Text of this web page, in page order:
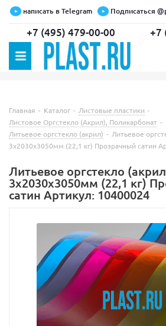
написать в Telegram Подписаться
+7 (495) 479-00-00 +7
Главная - Каталог - Листовые пластики -
Листовое Оргстекло (Акрил), Поликарбонат -
Литьевое оргстекло (акрил) - Литьевое
3х2030х3050мм (22,1 кг) Прозрачный сатин
Литьевое оргстекло
3х2030х3050мм (22,1 кг)
сатин Артикул: 10400024